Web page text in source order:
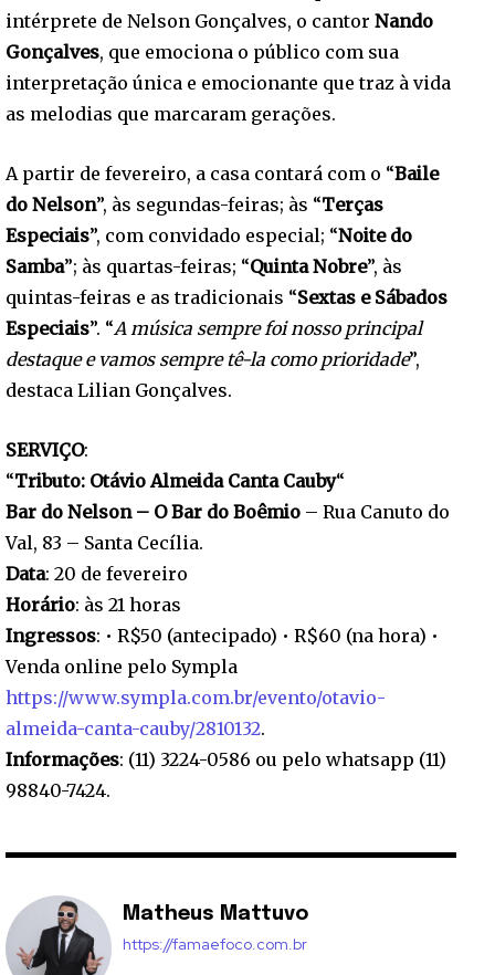
intérprete de Nelson Gonçalves, o cantor Nando
Gonçalves, que emociona o público com sua
interpretação única e emocionante que traz à vida
as melodias que marcaram gerações.
A partir de fevereiro, a casa contará com o “Baile
do Nelson”, às segundas-feiras; às “Terças
Especiais”, com convidado especial; “Noite do
Samba”; às quartas-feiras; “Quinta Nobre”, às
quintas-feiras e as tradicionais “Sextas e Sábados
Especiais”. “A música sempre foi nosso principal
destaque e vamos sempre tê-la como prioridade”,
destaca Lilian Gonçalves.
SERVIÇO:
“Tributo: Otávio Almeida Canta Cauby“
Bar do Nelson – O Bar do Boêmio – Rua Canuto do
Val, 83 – Santa Cecília.
Data: 20 de fevereiro
Horário: às 21 horas
Ingressos: • R$50 (antecipado) • R$60 (na hora) •
Venda online pelo Sympla
https://www.sympla.com.br/evento/otavio-
almeida-canta-cauby/2810132.
Informações: (11) 3224-0586 ou pelo whatsapp (11)
98840-7424.
Matheus Mattuvo
https://famaefoco.com.br